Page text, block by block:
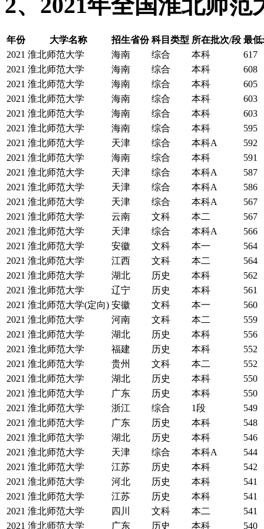
年份 大学名称 招生省份 科目类型 所在批次/段 最
2021 淮北师范大学 海南 综合 本科
617
2021 淮北师范大学 海南 综合 本科
608
2021 淮北师范大学 海南 综合 本科
605
2021 淮北师范大学 海南 综合 本科
603
2021 淮北师范大学 海南 综合 本科
603
2021 淮北师范大学 海南 综合 本科
595
2021 淮北师范大学 天津 综合 本科A
592
2021 淮北师范大学 海南 综合 本科
591
2021 淮北师范大学 天津 综合 本科A
587
2021 淮北师范大学 天津 综合 本科A
586
2021 淮北师范大学 天津 综合 本科A
567
2021 淮北师范大学 云南 文科 本二
567
2021 淮北师范大学 天津 综合 本科A
566
2021 淮北师范大学 安徽 文科 本一
564
2021 淮北师范大学 江西 文科 本二
564
2021 淮北师范大学 湖北 历史 本科
562
2021 淮北师范大学 辽宁 历史 本科
561
2021 淮北师范大学(定向) 安徽 文科 本一
560
2021 淮北师范大学 河南 文科 本二
559
2021 淮北师范大学 湖北 历史 本科
556
2021 淮北师范大学 福建 历史 本科
552
2021 淮北师范大学 贵州 文科 本二
552
2021 淮北师范大学 湖北 历史 本科
550
2021 淮北师范大学 广东 历史 本科
550
2021 淮北师范大学 浙江 综合 1段
549
2021 淮北师范大学 广东 历史 本科
548
2021 淮北师范大学 湖北 历史 本科
546
2021 淮北师范大学 天津 综合 本科A
544
2021 淮北师范大学 江苏 历史 本科
542
2021 淮北师范大学 河北 历史 本科
541
2021 淮北师范大学 江苏 历史 本科
541
2021 淮北师范大学 四川 文科 本二
541
2021 淮北师范大学 广东 历史 本科 540